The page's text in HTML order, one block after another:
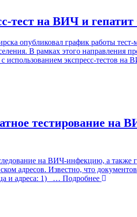
тест на ВИЧ и гепатит
опубликовал график работы
В рамках этого направления
экспресс-тестов
тестирование на
на ВИЧ-инфекцию, а
адресов. Известно, что
и адреса: 1)
… Подробнее